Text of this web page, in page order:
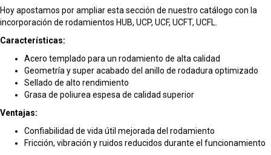
Hoy apostamos por ampliar esta sección de nuestro catálogo con la
incorporación de rodamientos HUB, UCP, UCF, UCFT, UCFL.
Características:
Acero templado para un rodamiento de alta calidad
Geometría y super acabado del anillo de rodadura optimizado
Sellado de alto rendimiento
Grasa de poliurea espesa de calidad superior
Ventajas:
Confiabilidad de vida útil mejorada del rodamiento
Fricción, vibración y ruidos reducidos durante el funcionamiento